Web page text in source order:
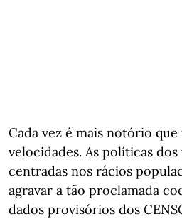
Cada vez é mais notório que
velocidades. As políticas
centradas nos rácios
agravar a tão proclamada
dados provisórios dos